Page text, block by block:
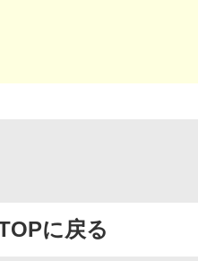
に戻る